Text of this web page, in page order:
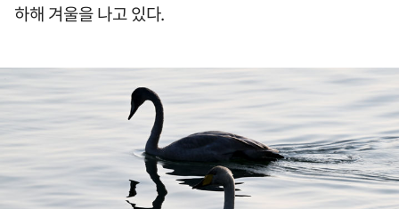
하해 겨울을 나고 있다.